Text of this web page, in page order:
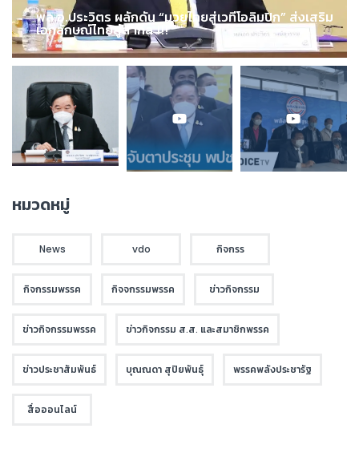
พล.อ.ประวิตร ผลักดัน “มวยไทยสู่เวทีโอลิมปิก” ส่งเสริม
เอกลักษณ์ไทยสู่สากล !!!
หมวดหมู่
News vdo กิจกรร
กิจกรรมพรรค กิจจกรรมพรรค ข่าวกิจกรรม
ข่าวกิจกรรมพรรค ข่าวกิจกรรม ส.ส. และสมาชิกพรรค
ข่าวประชาสัมพันธ์ บุณณดา สุปิยพันธุ์ พรรคพลังประชารัฐ
สื่อออนไลน์